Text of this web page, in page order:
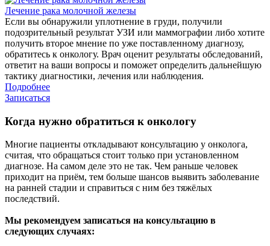
Лечение рака молочной железы
Если вы обнаружили уплотнение в груди, получили
подозрительный результат УЗИ или маммографии либо хотите
получить второе мнение по уже поставленному диагнозу,
обратитесь к онкологу. Врач оценит результаты обследований,
ответит на ваши вопросы и поможет определить дальнейшую
тактику диагностики, лечения или наблюдения.
Подробнее
Записаться
Когда нужно обратиться к онкологу
Многие пациенты откладывают консультацию у онколога,
считая, что обращаться стоит только при установленном
диагнозе. На самом деле это не так. Чем раньше человек
приходит на приём, тем больше шансов выявить заболевание
на ранней стадии и справиться с ним без тяжёлых
последствий.
Мы рекомендуем записаться на консультацию в
следующих случаях: